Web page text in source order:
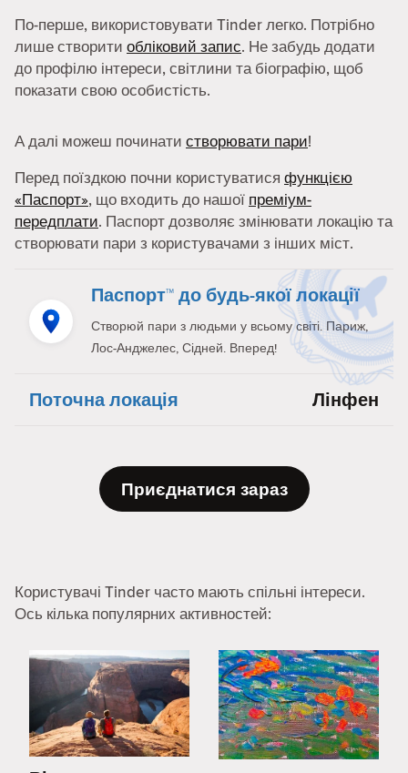
По-перше, використовувати Tinder легко. Потрібно
лише створити обліковий запис. Не забудь додати
до профілю інтереси, світлини та біографію, щоб
показати свою особистість.
А далі можеш починати створювати пари!
Перед поїздкою почни користуватися функцією
«Паспорт», що входить до нашої преміум-
передплати. Паспорт дозволяє змінювати локацію та
створювати пари з користувачами з інших міст.
Паспорт™ до будь-якої локації
Створюй пари з людьми у всьому світі. Париж,
Лос-Анджелес, Сідней. Вперед!
Поточна локація Лінфен
Приєднатися зараз
Користувачі Tinder часто мають спільні інтереси.
Ось кілька популярних активностей: